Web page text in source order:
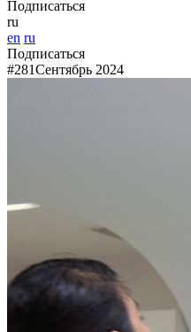
Подписаться
ru
en ru
Подписаться
#281Сентябрь 2024